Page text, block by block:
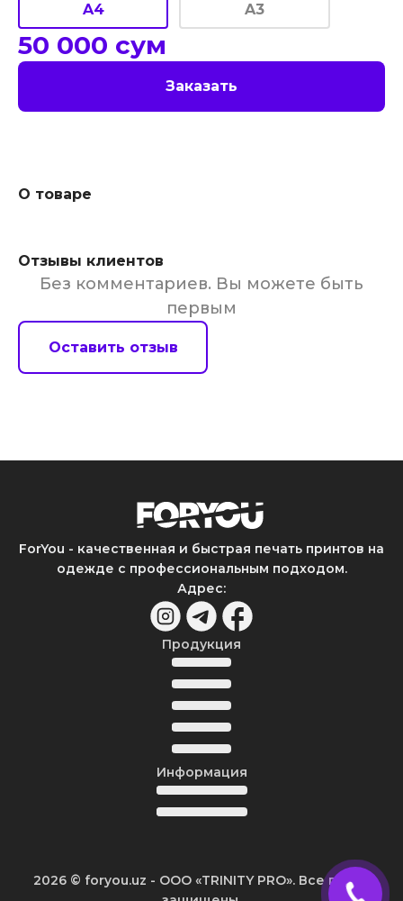
A4
A3
50 000 сум
Заказать
О товаре
Отзывы клиентов
Без комментариев. Вы можете быть
первым
Оставить отзыв
ForYou - качественная и быстрая печать принтов на
одежде с профессиональным подходом.
Адрес:
Продукция
Информация
2026 © foryou.uz - ООО «TRINITY PRO». Все права